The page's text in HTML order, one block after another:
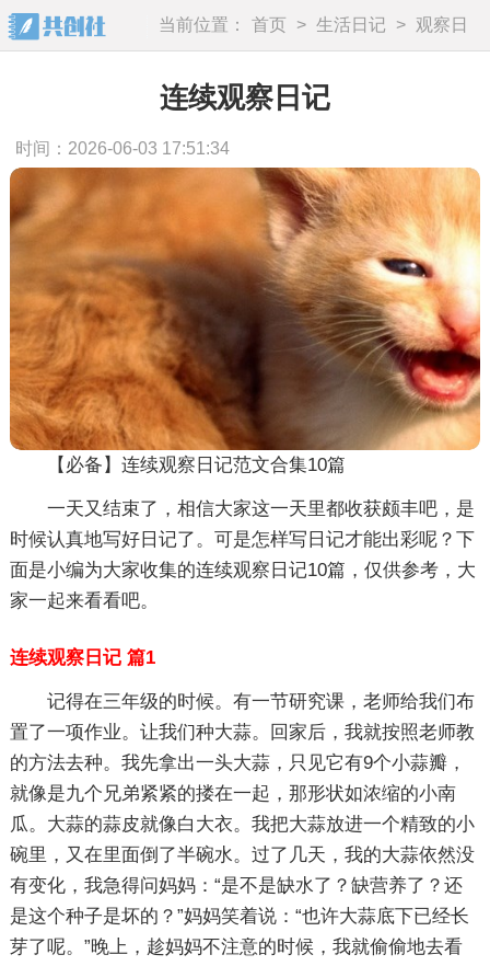
当前位置： 首页 > 生活日记 >
观察日
记
连续观察日记
时间：2026-06-03 17:51:34
【必备】连续观察日记范文合集10篇
一天又结束了，相信大家这一天里都收获颇丰吧，是
时候认真地写好日记了。可是怎样写日记才能出彩呢？下
面是小编为大家收集的连续观察日记10篇，仅供参考，大
家一起来看看吧。
连续观察日记 篇1
记得在三年级的时候。有一节研究课，老师给我们布
置了一项作业。让我们种大蒜。回家后，我就按照老师教
的方法去种。我先拿出一头大蒜，只见它有9个小蒜瓣，
就像是九个兄弟紧紧的搂在一起，那形状如浓缩的小南
瓜。大蒜的蒜皮就像白大衣。我把大蒜放进一个精致的小
碗里，又在里面倒了半碗水。过了几天，我的大蒜依然没
有变化，我急得问妈妈：“是不是缺水了？缺营养了？还
是这个种子是坏的？”妈妈笑着说：“也许大蒜底下已经长
芽了呢。”晚上，趁妈妈不注意的时候，我就偷偷地去看